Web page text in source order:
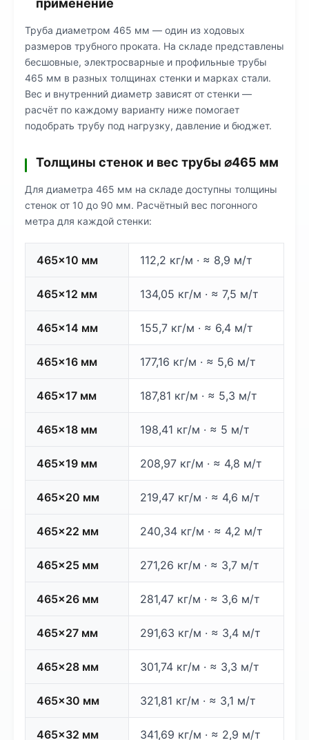
применение
Труба диаметром 465 мм — один из ходовых
размеров трубного проката. На складе представлены
бесшовные, электросварные и профильные трубы
465 мм в разных толщинах стенки и марках стали.
Вес и внутренний диаметр зависят от стенки —
расчёт по каждому варианту ниже помогает
подобрать трубу под нагрузку, давление и бюджет.
Толщины стенок и вес трубы ⌀465 мм
Для диаметра 465 мм на складе доступны толщины
стенок от 10 до 90 мм. Расчётный вес погонного
метра для каждой стенки:
465×10 мм 112,2 кг/м · ≈ 8,9 м/т
465×12 мм 134,05 кг/м · ≈ 7,5 м/т
465×14 мм 155,7 кг/м · ≈ 6,4 м/т
465×16 мм 177,16 кг/м · ≈ 5,6 м/т
465×17 мм 187,81 кг/м · ≈ 5,3 м/т
465×18 мм 198,41 кг/м · ≈ 5 м/т
465×19 мм 208,97 кг/м · ≈ 4,8 м/т
465×20 мм 219,47 кг/м · ≈ 4,6 м/т
465×22 мм 240,34 кг/м · ≈ 4,2 м/т
465×25 мм 271,26 кг/м · ≈ 3,7 м/т
465×26 мм 281,47 кг/м · ≈ 3,6 м/т
465×27 мм 291,63 кг/м · ≈ 3,4 м/т
465×28 мм 301,74 кг/м · ≈ 3,3 м/т
465×30 мм 321,81 кг/м · ≈ 3,1 м/т
465×32 мм 341,69 кг/м · ≈ 2,9 м/т